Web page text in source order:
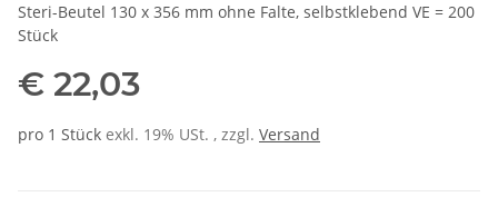
Steri-Beutel 130 x 356 mm ohne Falte, selbstklebend VE = 200
Stück
€ 22,03
pro 1 Stück exkl. 19% USt. , zzgl. Versand